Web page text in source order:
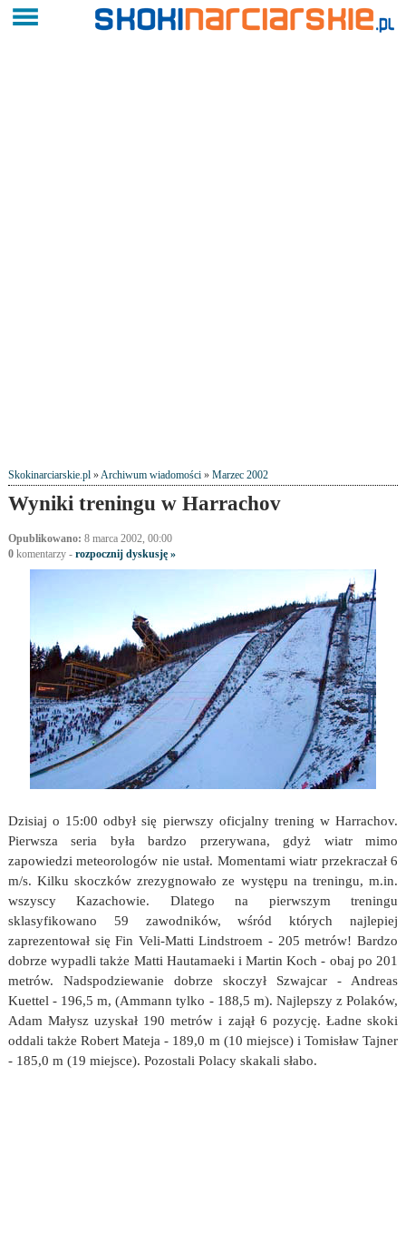
Skokinarciarskie.pl»Archiwum wiadomości» Marzec 2002
Wyniki treningu w Harrachov
Opublikowano: 8 marca 2002, 00:00
0komentarzy - rozpocznij dyskusję »
Dzisiaj o 15:00 odbył się pierwszy oficjalny trening w Harrachov.
Pierwsza seria była bardzo przerywana, gdyż wiatr mimo
zapowiedzi meteorologów nie ustał. Momentami wiatr przekraczał 6
m/s. Kilku skoczków zrezygnowało ze występu na treningu, m.in.
wszyscy Kazachowie. Dlatego na pierwszym treningu
sklasyfikowano 59 zawodników, wśród których najlepiej
zaprezentował się Fin Veli-Matti Lindstroem - 205 metrów! Bardzo
dobrze wypadli także Matti Hautamaeki i Martin Koch - obaj po 201
metrów. Nadspodziewanie dobrze skoczył Szwajcar - Andreas
Kuettel - 196,5 m, (Ammann tylko - 188,5 m). Najlepszy z Polaków,
Adam Małysz uzyskał 190 metrów i zajął 6 pozycję. Ładne skoki
oddali także Robert Mateja - 189,0 m (10 miejsce) i Tomisław Tajner
- 185,0 m (19 miejsce). Pozostali Polacy skakali słabo.